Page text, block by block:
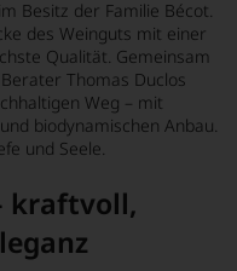
Besitz der Familie Bécot.
des Weinguts mit einer
Qualität. Gemeinsam
Thomas Duclos
Weg – mit
biodynamischen Anbau.
und Seele.
kraftvoll,